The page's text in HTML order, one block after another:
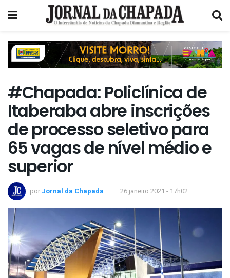
#Chapada: Policlínica de
Itaberaba abre inscrições
de processo seletivo para
65 vagas de nível médio e
superior
por Jornal da Chapada 26 janeiro 2021 - 17h02